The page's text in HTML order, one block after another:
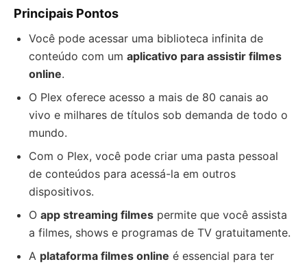
Principais Pontos
Você pode acessar uma biblioteca infinita de
conteúdo com um aplicativo para assistir filmes
online.
O Plex oferece acesso a mais de 80 canais ao
vivo e milhares de títulos sob demanda de todo o
mundo.
Com o Plex, você pode criar uma pasta pessoal
de conteúdos para acessá-la em outros
dispositivos.
O app streaming filmes permite que você assista
a filmes, shows e programas de TV gratuitamente.
A plataforma filmes online é essencial para ter